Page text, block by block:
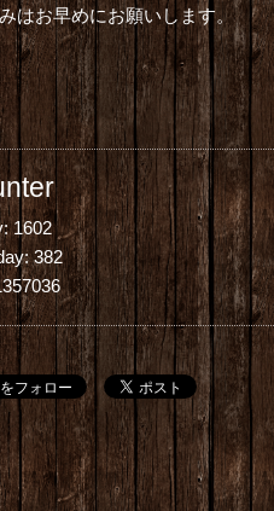
はお早めにお願いします。
1602
382